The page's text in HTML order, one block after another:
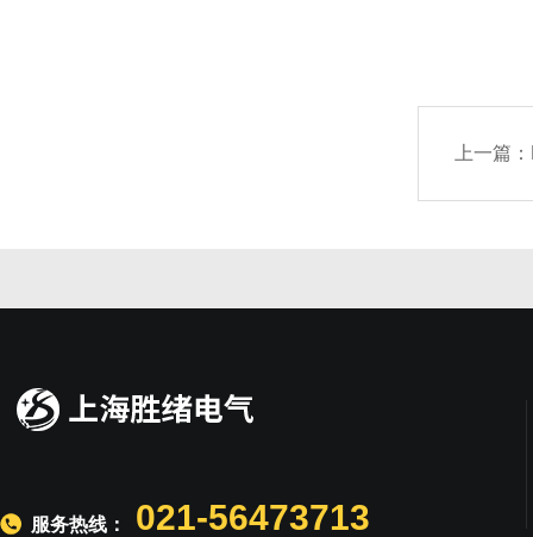
上一篇：
服务热线： 021-56473713